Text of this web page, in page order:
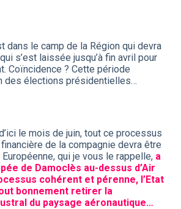
dans le camp de la Région qui devra
s’est laissée jusqu’à fin avril pour
Coïncidence ? Cette période
des élections présidentielles…
le mois de juin, tout ce processus
de la compagnie devra être
Européenne, qui je vous le rappelle, a
de Damoclès au-dessus d’Air
cohérent et pérenne, l’Etat
bonnement retirer la
du paysage aéronautique…